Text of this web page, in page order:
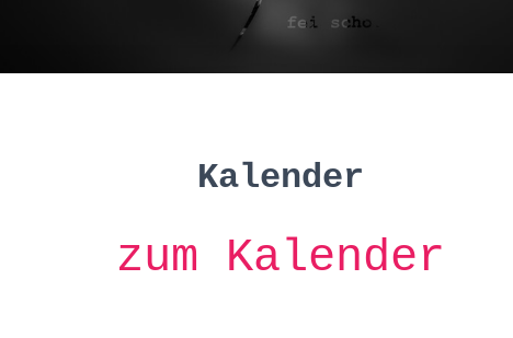
Kalender
zum Kalender